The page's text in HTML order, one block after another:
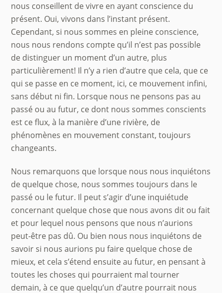
nous conseillent de vivre en ayant conscience du
présent. Oui, vivons dans l’instant présent.
Cependant, si nous sommes en pleine conscience,
nous nous rendons compte qu’il n’est pas possible
de distinguer un moment d’un autre, plus
particulièrement! Il n’y a rien d’autre que cela, que ce
qui se passe en ce moment, ici, ce mouvement infini,
sans début ni fin. Lorsque nous ne pensons pas au
passé ou au futur, ce dont nous sommes conscients
est ce flux, à la manière d’une rivière, de
phénomènes en mouvement constant, toujours
changeants.
Nous remarquons que lorsque nous nous inquiétons
de quelque chose, nous sommes toujours dans le
passé ou le futur. Il peut s’agir d’une inquiétude
concernant quelque chose que nous avons dit ou fait
et pour lequel nous pensons que nous n’aurions
peut-être pas dû. Ou bien nous nous inquiétons de
savoir si nous aurions pu faire quelque chose de
mieux, et cela s’étend ensuite au futur, en pensant à
toutes les choses qui pourraient mal tourner
demain, à ce que quelqu’un d’autre pourrait nous